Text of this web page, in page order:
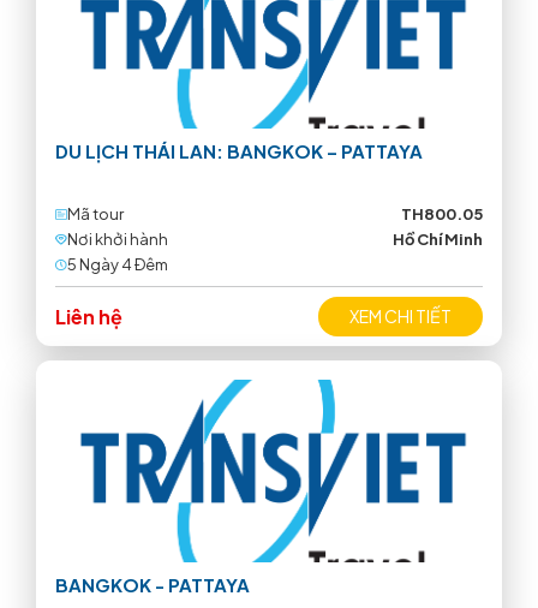
DU LỊCH THÁI LAN: BANGKOK – PATTAYA
Mã tour
TH800.05
Nơi khởi hành
Hồ Chí Minh
5 Ngày 4 Ðêm
Liên hệ XEM CHI TIẾT
BANGKOK - PATTAYA